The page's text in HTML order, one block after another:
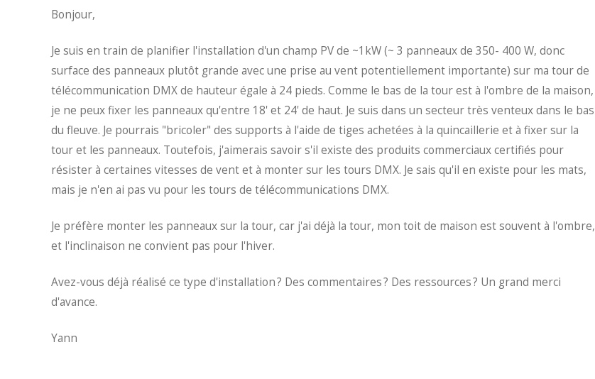
Bonjour,
Je suis en train de planifier l'installation d'un champ PV de ~1kW (~ 3 panneaux de 350- 400 W, donc
surface des panneaux plutôt grande avec une prise au vent potentiellement importante) sur ma tour de
télécommunication DMX de hauteur égale à 24 pieds. Comme le bas de la tour est à l'ombre de la maison,
je ne peux fixer les panneaux qu'entre 18' et 24' de haut. Je suis dans un secteur très venteux dans le bas
du fleuve. Je pourrais "bricoler" des supports à l'aide de tiges achetées à la quincaillerie et à fixer sur la
tour et les panneaux. Toutefois, j'aimerais savoir s'il existe des produits commerciaux certifiés pour
résister à certaines vitesses de vent et à monter sur les tours DMX. Je sais qu'il en existe pour les mats,
mais je n'en ai pas vu pour les tours de télécommunications DMX.
Je préfère monter les panneaux sur la tour, car j'ai déjà la tour, mon toit de maison est souvent à l'ombre,
et l'inclinaison ne convient pas pour l'hiver.
Avez-vous déjà réalisé ce type d'installation ? Des commentaires ? Des ressources ? Un grand merci
d'avance.
Yann